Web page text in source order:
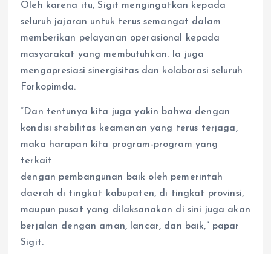
Oleh karena itu, Sigit mengingatkan kepada
seluruh jajaran untuk terus semangat dalam
memberikan pelayanan operasional kepada
masyarakat yang membutuhkan. Ia juga
mengapresiasi sinergisitas dan kolaborasi seluruh
Forkopimda.
“Dan tentunya kita juga yakin bahwa dengan
kondisi stabilitas keamanan yang terus terjaga,
maka harapan kita program-program yang
terkait
dengan pembangunan baik oleh pemerintah
daerah di tingkat kabupaten, di tingkat provinsi,
maupun pusat yang dilaksanakan di sini juga akan
berjalan dengan aman, lancar, dan baik,” papar
Sigit.